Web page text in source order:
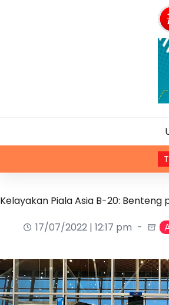
Kelayakan Piala Asia B-20:
17/07/2022 | 12:17 pm